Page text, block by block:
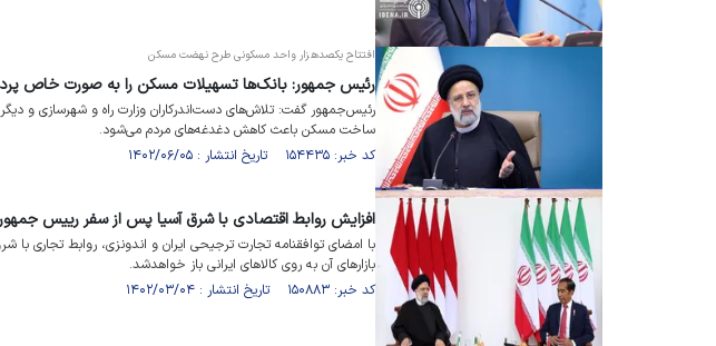
افتتاح یکصدهزار واحد مسکونی طرح نهضت مسکن
رئیس جمهور: بانک‌ها تسهیلات مسکن را به صورت خاص
رئیس‌جمهور گفت: تلاش‌های دست‌اندرکاران وزارت راه و شهرسازی و
ساخت مسکن باعث کاهش دغدغه‌های مردم می‌شود.
کد خبر: ۱۵۴۴۳۵ تاریخ انتشار : ۱۴۰۲/۰۶/۰۵
افزایش روابط اقتصادی با شرق آسیا پس از سفر رییس جمهور
با امضای توافقنامه تجارت ترجیحی ایران و اندونزی، روابط تجاری با
بازار‌های آن به روی کالا‌های ایرانی باز خواهدشد.
کد خبر: ۱۵۰۸۸۳ تاریخ انتشار : ۱۴۰۲/۰۳/۰۴